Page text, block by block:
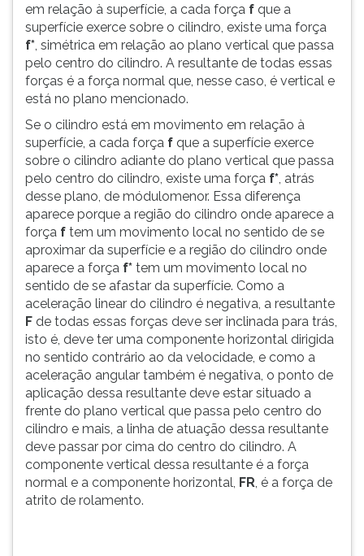
em relação à superfície, a cada força f que a
superfície exerce sobre o cilindro, existe uma força
f*, simétrica em relação ao plano vertical que passa
pelo centro do cilindro. A resultante de todas essas
forças é a força normal que, nesse caso, é vertical e
está no plano mencionado.
Se o cilindro está em movimento em relação à
superfície, a cada força f que a superfície exerce
sobre o cilindro adiante do plano vertical que passa
pelo centro do cilindro, existe uma força f*, atrás
desse plano, de módulomenor. Essa diferença
aparece porque a região do cilindro onde aparece a
força f tem um movimento local no sentido de se
aproximar da superfície e a região do cilindro onde
aparece a força f* tem um movimento local no
sentido de se afastar da superfície. Como a
aceleração linear do cilindro é negativa, a resultante
F de todas essas forças deve ser inclinada para trás,
isto é, deve ter uma componente horizontal dirigida
no sentido contrário ao da velocidade, e como a
aceleração angular também é negativa, o ponto de
aplicação dessa resultante deve estar situado a
frente do plano vertical que passa pelo centro do
cilindro e mais, a linha de atuação dessa resultante
deve passar por cima do centro do cilindro. A
componente vertical dessa resultante é a força
normal e a componente horizontal, FR, é a força de
atrito de rolamento.